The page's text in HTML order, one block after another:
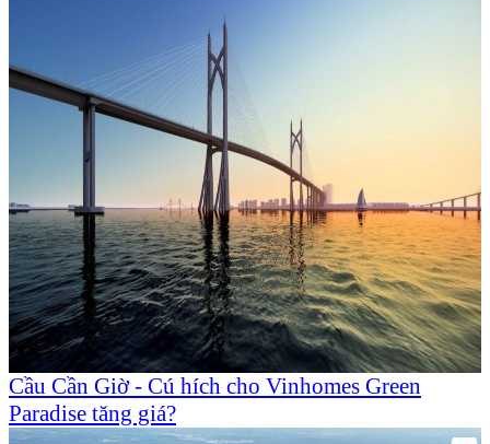
Cầu Cần Giờ - Cú hích cho Vinhomes Green
Paradise tăng giá?